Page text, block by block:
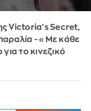
Victoria's Secret,
- «Με κάθε
το κινεζικό